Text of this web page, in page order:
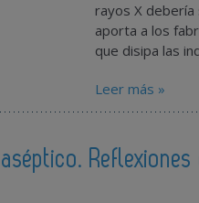
rayos X
aporta a los
que disipa las
Leer más »